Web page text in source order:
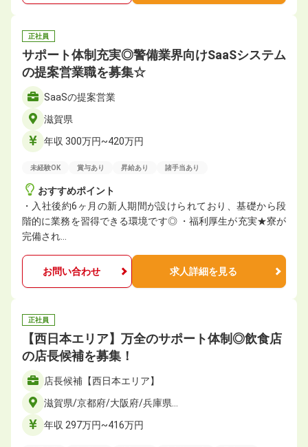
正社員
サポート体制充実◎警備業界向けSaaSシステム
の提案営業職を募集☆
SaaSの提案営業
滋賀県
年収 300万円~420万円
未経験OK 賞与あり 昇給あり 諸手当あり
おすすめポイント
・入社後約6ヶ月の新人期間が設けられており、基礎から段
階的に業務を習得できる環境です◎ ・福利厚生が充実★寮が
完備され…
お問い合わせ 求人詳細を見る
正社員
【西日本エリア】万全のサポート体制◎飲食店
の店長候補を募集！
店長候補【西日本エリア】
滋賀県/京都府/大阪府/兵庫県…
年収 297万円~416万円